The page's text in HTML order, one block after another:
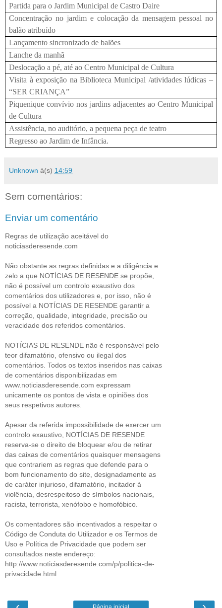
Partida para o Jardim Municipal de Castro Daire
Concentração no jardim e colocação da mensagem pessoal no
balão atribuído
Lançamento sincronizado de balões
Lanche da manhã
Deslocação a pé, até ao Centro Municipal de Cultura
Visita à exposição na Biblioteca Municipal /atividades lúdicas –
“SER CRIANÇA”
Piquenique convívio nos jardins adjacentes ao Centro Municipal
de Cultura
Assistência, no auditório, a pequena peça de teatro
Regresso ao Jardim de Infância.
Unknown à(s) 14:59
Sem comentários:
Enviar um comentário
Regras de utilização aceitável do
noticiasderesende.com
Não obstante as regras definidas e a diligência e
zelo a que NOTÍCIAS DE RESENDE se propõe,
não é possível um controlo exaustivo dos
comentários dos utilizadores e, por isso, não é
possível a NOTÍCIAS DE RESENDE garantir a
correção, qualidade, integridade, precisão ou
veracidade dos referidos comentários.
NOTÍCIAS DE RESENDE não é responsável pelo
teor difamatório, ofensivo ou ilegal dos
comentários. Todos os textos inseridos nas caixas
de comentários disponibilizadas em
www.noticiasderesende.com expressam
unicamente os pontos de vista e opiniões dos
seus respetivos autores.
Apesar da referida impossibilidade de exercer um
controlo exaustivo, NOTÍCIAS DE RESENDE
reserva-se o direito de bloquear e/ou de retirar
das caixas de comentários quaisquer mensagens
que contrariem as regras que defende para o
bom funcionamento do site, designadamente as
de caráter injurioso, difamatório, incitador à
violência, desrespeitoso de símbolos nacionais,
racista, terrorista, xenófobo e homofóbico.
Os comentadores são incentivados a respeitar o
Código de Conduta do Utilizador e os Termos de
Uso e Política de Privacidade que podem ser
consultados neste endereço:
http://www.noticiasderesende.com/p/politica-de-
privacidade.html